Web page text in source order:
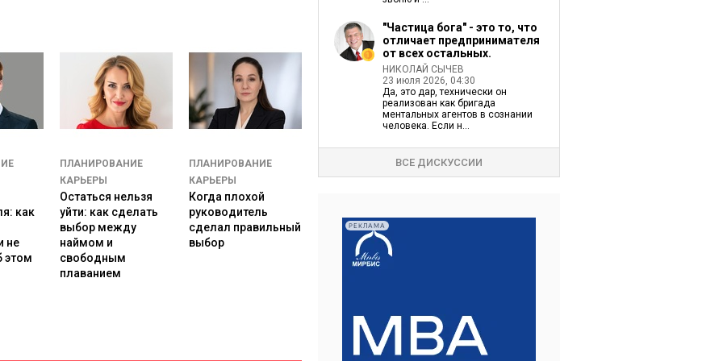
которая предназначена для расширения
Но это старая модель. Далее предлагается
модель с собой и сделать выбор – куда ему идти и
При этом хотелось бы предупредить, что
документ помните, что:
как сознание определяет бытие.
как
не
этом
ПЛАНИРОВАНИЕ
КАРЬЕРЫ
Остаться нельзя
уйти: как сделать
выбор между
наймом и
свободным
плаванием
ПЛАНИРОВАНИЕ
КАРЬЕРЫ
Когда плохой
руководитель
сделал правильный
выбор
"Частица бога" - это то, что
отличает предпринимателя
от всех остальных.
НИКОЛАЙ СЫЧЕВ
23 июля 2026, 04:30
Да, это дар, технически он
реализован как бригада
ментальных агентов в сознании
человека. Если н...
ВСЕ ДИСКУССИИ
РЕКЛАМА